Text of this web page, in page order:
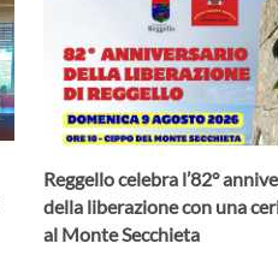
Reggello celebra l’82°
della liberazione con una
al Monte Secchieta